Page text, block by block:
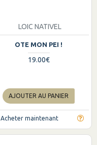
LOIC NATIVEL
OTE MON PEI !
19.00€
AJOUTER AU PANIER
Acheter maintenant